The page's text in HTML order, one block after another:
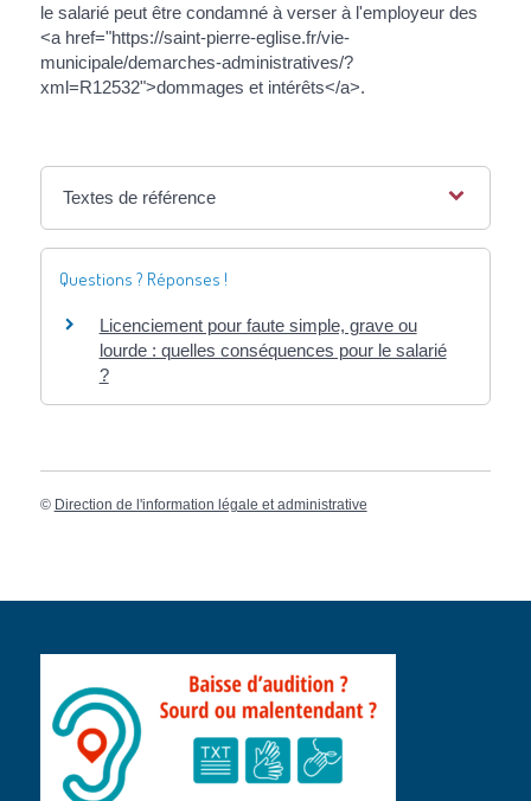
le salarié peut être condamné à verser à l'employeur des
<a href="https://saint-pierre-eglise.fr/vie-
municipale/demarches-administratives/?
xml=R12532">dommages et intérêts</a>.
Textes de référence
Questions ? Réponses !
Licenciement pour faute simple, grave ou
lourde : quelles conséquences pour le salarié
?
© Direction de l'information légale et administrative